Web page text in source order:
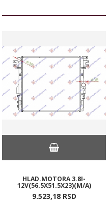
HLAD.MOTORA 3.8I-
12V(56.5X51.5X23)(M/A)
9.523,18 RSD